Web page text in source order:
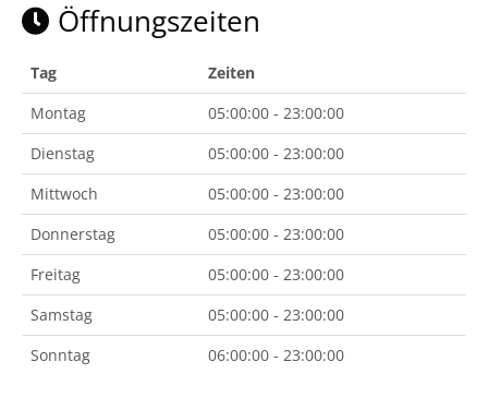
Öffnungszeiten
Tag
Zeiten
Montag
05:00:00 - 23:00:00
Dienstag
05:00:00 - 23:00:00
Mittwoch
05:00:00 - 23:00:00
Donnerstag
05:00:00 - 23:00:00
Freitag
05:00:00 - 23:00:00
Samstag
05:00:00 - 23:00:00
Sonntag
06:00:00 - 23:00:00